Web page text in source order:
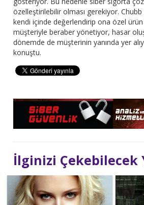
özelleştirilebilir olması gerekiyor.
kendi içinde değerlendirip ona özel ürün
müşteriyle beraber yönetiyor, hasar
dönemde de müşterinin yanında yer
konuştu.
İlginizi Çekebilecek